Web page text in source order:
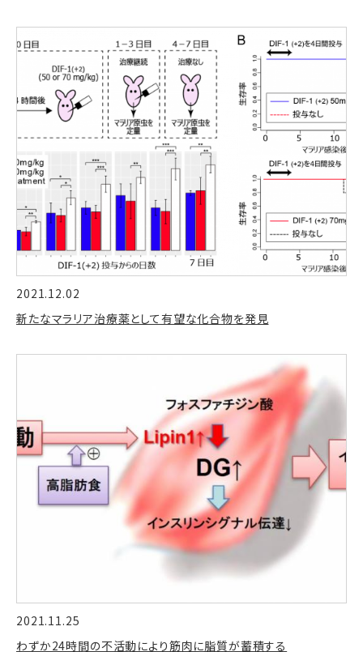
2021.12.02
新たなマラリア治療薬として有望な化合物を発見
2021.11.25
わずか24時間の不活動により筋肉に脂質が蓄積する